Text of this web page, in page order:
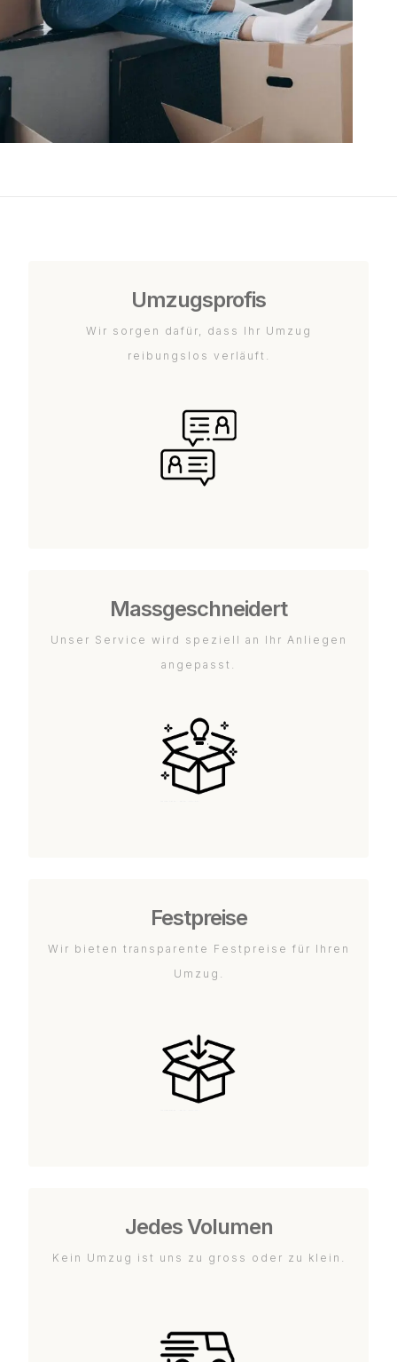
Umzugsprofis
Wir sorgen dafür, dass Ihr Umzug
reibungslos verläuft.
Massgeschneidert
Unser Service wird speziell an Ihr Anliegen
angepasst.
Festpreise
Wir bieten transparente Festpreise für Ihren
Umzug.
Jedes Volumen
Kein Umzug ist uns zu gross oder zu klein.